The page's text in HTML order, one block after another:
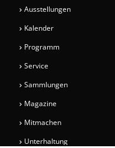
Ausstellungen
Kalender
Programm
Service
Sammlungen
Magazine
Mitmachen
Unterhaltung